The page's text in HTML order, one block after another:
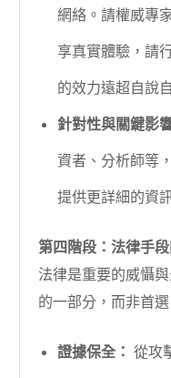
網絡。請權威專
享真實體驗，請
的效力遠超自說
針對性與關鍵影
資者、分析師等
提供更詳細的資
第四階段：法律手
法律是重要的威懾
的一部分，而非首選
證據保全： 從攻